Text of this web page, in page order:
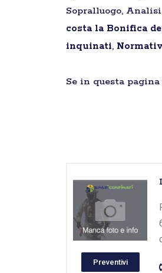
Sopralluogo,
costa la Bonifica
inquinati,
Se in questa
Preventivi